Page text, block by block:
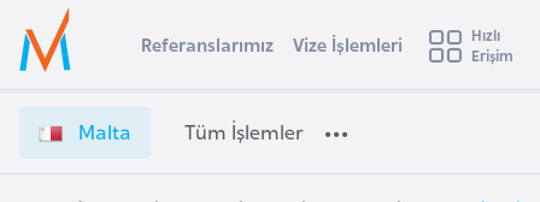
Ülke Seçimi
Başvuru yapmak istediğiniz ülkeyi seçin
Üye
Girişi
a
t
a
e
Referanslarımız Vize İşlemleri
Hızlı
Erişim
Malta Tüm İşlemler
s
t
r
a